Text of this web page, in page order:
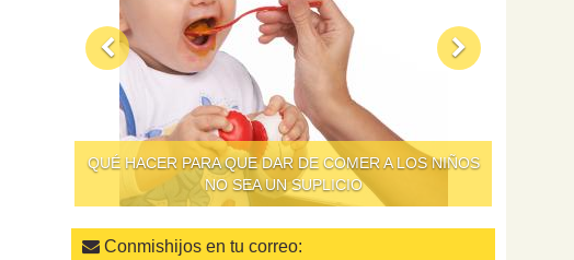
QUÉ HACER PARA QUE DAR DE COMER A LOS NIÑOS
NO SEA UN SUPLICIO
Conmishijos en tu correo: